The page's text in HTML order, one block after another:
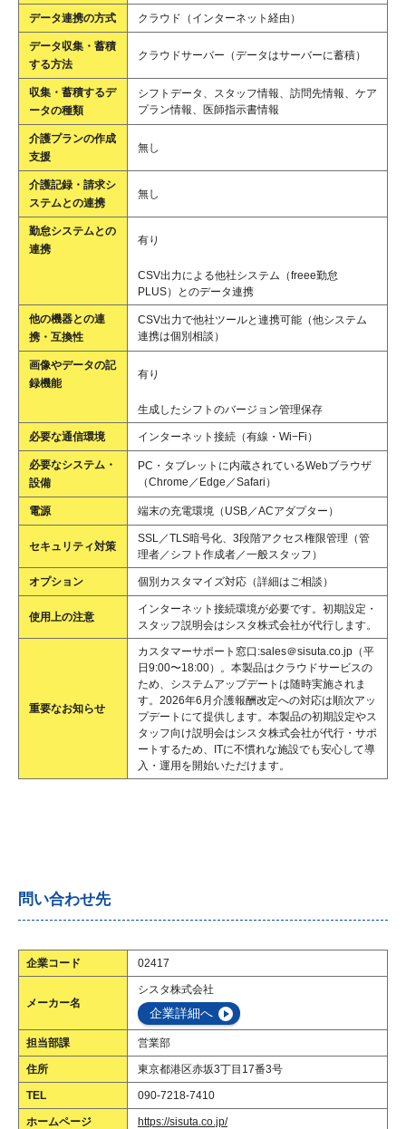
データ連携の方式 クラウド（インターネット経由）
データ収集・蓄積
する方法
クラウドサーバー（データはサーバーに蓄積）
収集・蓄積するデ
ータの種類
シフトデータ、スタッフ情報、訪問先情報、ケア
プラン情報、医師指示書情報
介護プランの作成
支援
無し
介護記録・請求シ
ステムとの連携
無し
勤怠システムとの
連携
有り
CSV出力による他社システム（freee勤怠
PLUS）とのデータ連携
他の機器との連
携・互換性
CSV出力で他社ツールと連携可能（他システム
連携は個別相談）
画像やデータの記
録機能
有り
生成したシフトのバージョン管理保存
必要な通信環境 インターネット接続（有線・Wi−Fi）
必要なシステム・
設備
PC・タブレットに内蔵されているWebブラウザ
（Chrome／Edge／Safari）
電源 端末の充電環境（USB／ACアダプター）
セキュリティ対策
SSL／TLS暗号化、3段階アクセス権限管理（管
理者／シフト作成者／一般スタッフ）
オプション 個別カスタマイズ対応（詳細はご相談）
使用上の注意
インターネット接続環境が必要です。初期設定・
スタッフ説明会はシスタ株式会社が代行します。
重要なお知らせ
カスタマーサポート窓口:sales＠sisuta.co.jp（平
日9:00〜18:00）。本製品はクラウドサービスの
ため、システムアップデートは随時実施されま
す。2026年6月介護報酬改定への対応は順次アッ
プデートにて提供します。本製品の初期設定やス
タッフ向け説明会はシスタ株式会社が代行・サポ
ートするため、ITに不慣れな施設でも安心して導
入・運用を開始いただけます。
問い合わせ先
企業コード 02417
メーカー名
シスタ株式会社
企業詳細へ
担当部課 営業部
住所 東京都港区赤坂3丁目17番3号
TEL 090-7218-7410
ホームページ https://sisuta.co.jp/